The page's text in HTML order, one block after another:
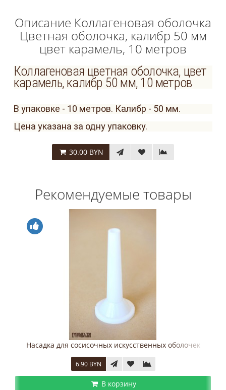
Описание Коллагеновая оболочка
Цветная оболочка, калибр 50 мм
цвет карамель, 10 метров
Коллагеновая цветная оболочка, цвет
карамель, калибр 50 мм, 10 метров
В упаковке - 10 метров. Калибр - 50 мм.
Цена указана за одну упаковку.
30.00 BYN
Рекомендуемые товары
Насадка для сосисочных искусственных оболочек
6.90 BYN
В корзину